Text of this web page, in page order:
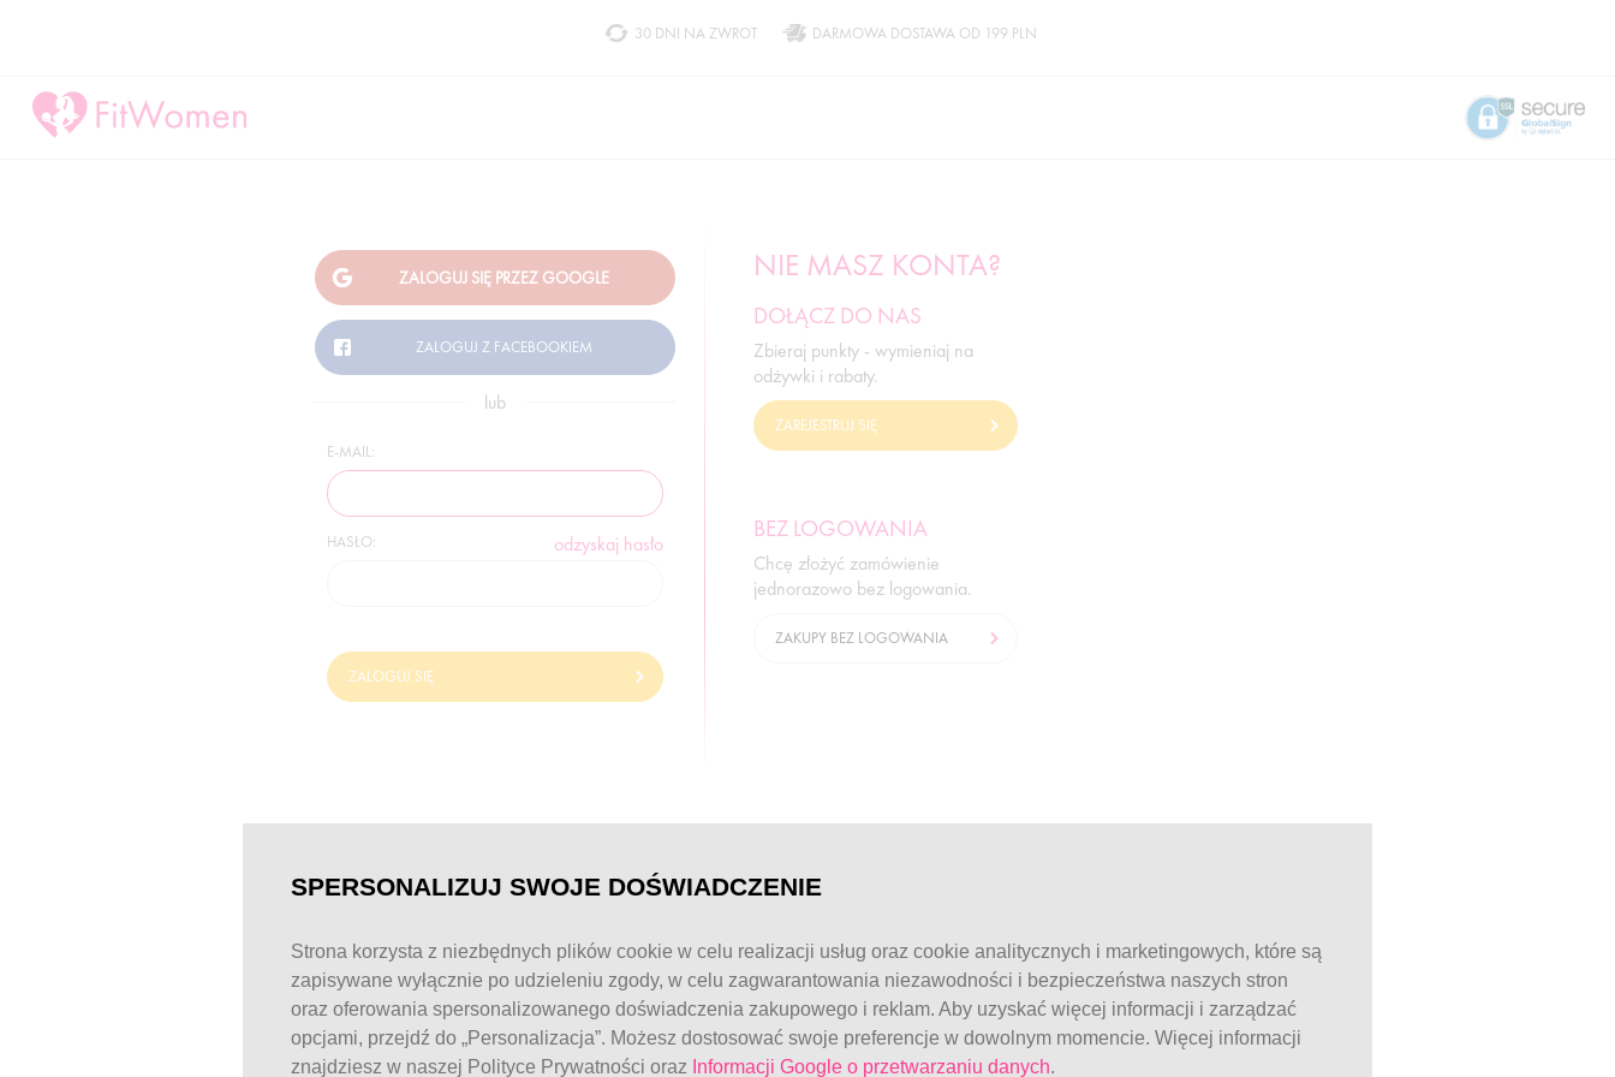
30 DNI NA ZWROT DARMOWA DOSTAWA OD 199 PLN
lub
E-MAIL:
HASŁO: odzyskaj hasło
ZALOGUJ SIĘ
NIE MASZ KONTA?
DOŁĄCZ DO NAS
Zbieraj punkty - wymieniaj na
odżywki i rabaty.
ZAREJESTRUJ SIĘ
BEZ LOGOWANIA
Chcę złożyć zamówienie
jednorazowo bez logowania.
ZAKUPY BEZ LOGOWANIA
© FitWomen 2026
SPERSONALIZUJ SWOJE DOŚWIADCZENIE
Strona korzysta z niezbędnych plików cookie w celu realizacji usług oraz cookie analitycznych i marketingowych, które są
zapisywane wyłącznie po udzieleniu zgody, w celu zagwarantowania niezawodności i bezpieczeństwa naszych stron
oraz oferowania spersonalizowanego doświadczenia zakupowego i reklam. Aby uzyskać więcej informacji i zarządzać
opcjami, przejdź do „Personalizacja”. Możesz dostosować swoje preferencje w dowolnym momencie. Więcej informacji
znajdziesz w naszej Polityce Prywatności oraz Informacji Google o przetwarzaniu danych.